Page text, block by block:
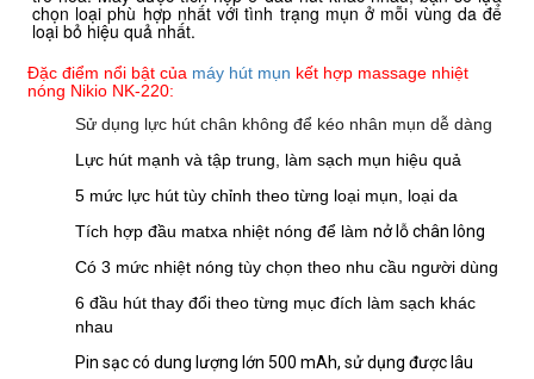
chọn loại phù hợp nhất với tình trạng mụn ở mỗi vùng da để
loại bỏ hiệu quả nhất.
Đặc điểm nổi bật của máy hút mụn kết hợp massage nhiệt
nóng Nikio NK-220:
Sử dụng lực hút chân không để kéo nhân mụn dễ dàng
Lực hút mạnh và tập trung, làm sạch mụn hiệu quả
5 mức lực hút tùy chỉnh theo từng loại mụn, loại da
Tích hợp đầu matxa nhiệt nóng để làm nở lỗ chân lông
Có 3 mức nhiệt nóng tùy chọn theo nhu cầu người dùng
6 đầu hút thay đổi theo từng mục đích làm sạch khác
nhau
Pin sạc có dung lượng lớn 500 mAh, sử dụng được lâu